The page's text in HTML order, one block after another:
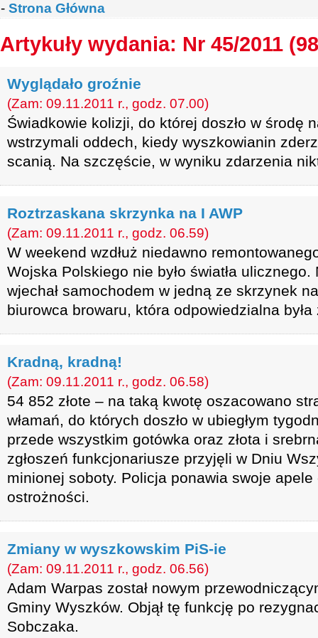
- Strona Główna
Artykuły wydania: Nr 45/2011
Wyglądało groźnie
(Zam: 09.11.2011 r., godz. 07.00)
Świadkowie kolizji, do której doszło w środę
wstrzymali oddech, kiedy wyszkowianin
scanią. Na szczęście, w wyniku zdarzenia
Roztrzaskana skrzynka na I AWP
(Zam: 09.11.2011 r., godz. 06.59)
W weekend wzdłuż niedawno
Wojska Polskiego nie było światła
wjechał samochodem w jedną ze skrzynek
biurowca browaru, która odpowiedzialna
Kradną, kradną!
(Zam: 09.11.2011 r., godz. 06.58)
54 852 złote – na taką kwotę oszacowano
włamań, do których doszło w ubiegłym
przede wszystkim gotówka oraz złota i
zgłoszeń funkcjonariusze przyjęli w Dniu
minionej soboty. Policja ponawia swoje
ostrożności.
Zmiany w wyszkowskim PiS-ie
(Zam: 09.11.2011 r., godz. 06.56)
Adam Warpas został nowym
Gminy Wyszków. Objął tę funkcję po
Sobczaka.